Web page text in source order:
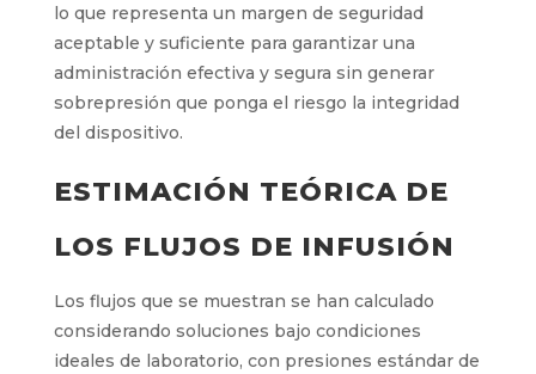
lo que representa un margen de seguridad
aceptable y suficiente para garantizar una
administración efectiva y segura sin generar
sobrepresión que ponga el riesgo la integridad
del dispositivo.
ESTIMACIÓN TEÓRICA DE
LOS FLUJOS DE INFUSIÓN
Los flujos que se muestran se han calculado
considerando soluciones bajo condiciones
ideales de laboratorio, con presiones estándar de